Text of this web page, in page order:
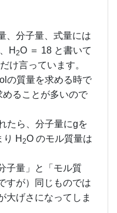
、分子量、式量には
H 2O ＝ 18 と書いて
け言っています。
の質量を求める時で
ることが多いので
たら、分子量にgを
り H 2O のモル質量は
子量」と「モル質
すが）同じものでは
大げさになってしま